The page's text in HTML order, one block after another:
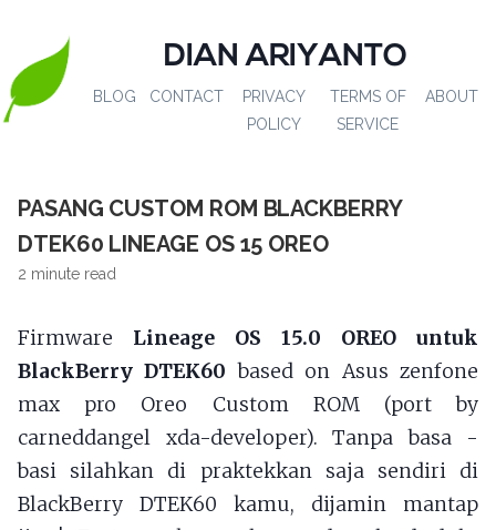
DIAN ARIYANTO
BLOG CONTACT
PRIVACY
POLICY
TERMS OF
SERVICE
ABOUT
PASANG CUSTOM ROM BLACKBERRY
DTEK60 LINEAGE OS 15 OREO
2 minute read
Firmware Lineage OS 15.0 OREO untuk
BlackBerry DTEK60 based on Asus zenfone
max pro Oreo Custom ROM (port by
carneddangel xda-developer). Tanpa basa -
basi silahkan di praktekkan saja sendiri di
BlackBerry DTEK60 kamu, dijamin mantap